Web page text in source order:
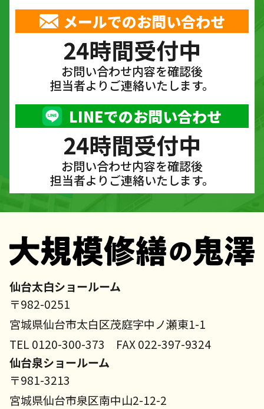
メールでのお問い合わせ
24時間受付中
お問い合わせ内容を確認後
担当者よりご連絡いたします。
LINEでのお問い合わせ
24時間受付中
お問い合わせ内容を確認後
担当者よりご連絡いたします。
仙台太白ショールーム
〒982-0251
宮城県仙台市太白区茂庭字中ノ瀬東1-1
TEL 0120-300-373 FAX 022-397-9324
仙台泉ショールーム
〒981-3213
宮城県仙台市泉区南中山2-12-2